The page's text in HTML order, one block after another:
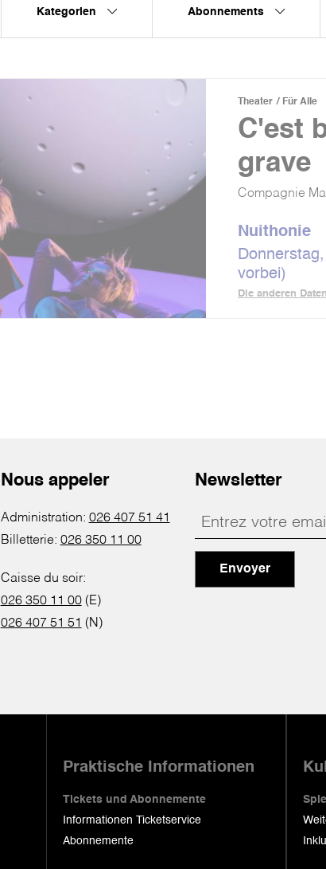
Kategorien Abonnements
Theater Für Alle
C'est
grave
Compagnie
Nuithonie
vorbei)
Die anderen
Nous appeler
Administration: 026 407 51 41
Billetterie: 026 350 11 00
Caisse du soir:
026 350 11 00(E)
026 407 51 51 (N)
Newsletter
Envoyer
Praktische Informationen
Tickets und Abonnemente
Informationen Ticketservice
Abonnemente